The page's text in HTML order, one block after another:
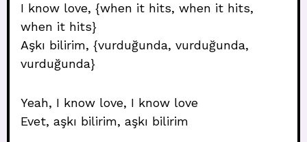
I know love, {when it hits, when it hits,
when it hits}
Aşkı bilirim, {vurduğunda, vurduğunda,
vurduğunda}
Yeah, I know love, I know love
Evet, aşkı bilirim, aşkı bilirim